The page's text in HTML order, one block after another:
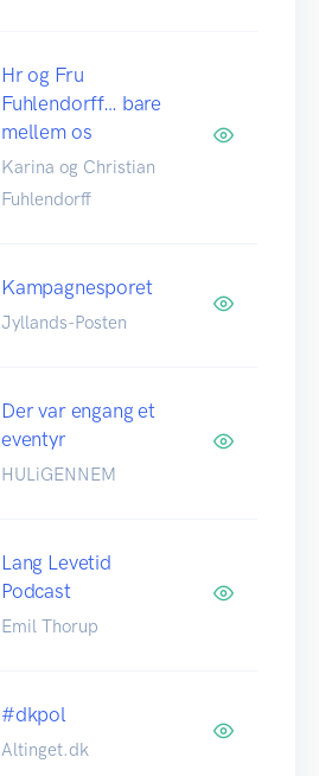
Hr og Fru
Fuhlendorff… bare
mellem os
Karina og Christian
Fuhlendorff
Kampagnesporet
Jyllands-Posten
Der var engang et
eventyr
HULiGENNEM
Lang Levetid
Podcast
Emil Thorup
#dkpol
Altinget.dk